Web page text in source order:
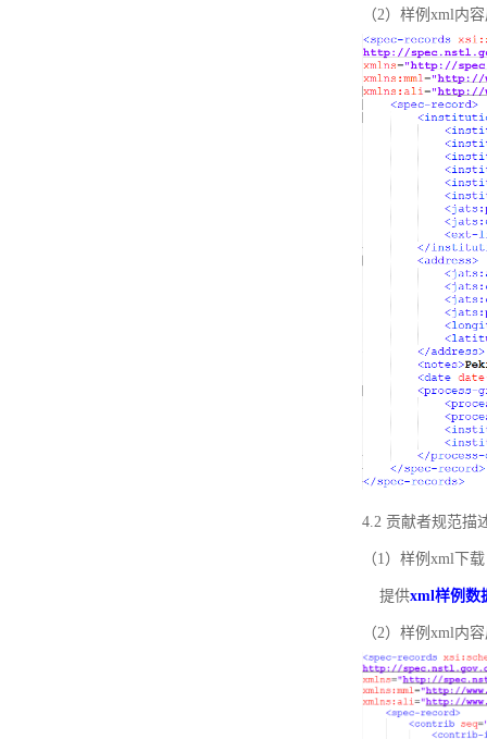
（2）样例xml内
4.2 贡献者规范描
（1）样例xml下载
提供xml样例数
（2）样例xml内